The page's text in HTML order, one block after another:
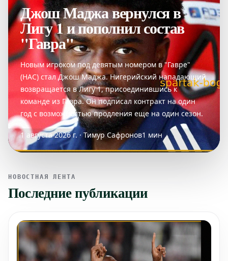
Джош Маджа вернулся в
Лигу 1 и пополнил состав
"Гавра"
Новым игроком под девятым номером в "Гавре"
(HAC) стал Джош Маджа. Нигерийский нападающий
возвращается в Лигу 1, присоединившись к
команде из Гавра. Он подписал контракт на один
год с возможностью продления еще на один сезон.
1 августа 2026 г. · Тимур Сафронов1 мин
НОВОСТНАЯ ЛЕНТА
Последние публикации